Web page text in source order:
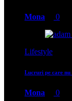
Mona 0
Lifestyle
Lucruri pe care nu
Mona 0